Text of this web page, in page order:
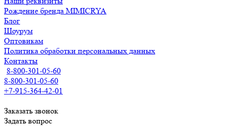
Рождение бренда MIMICRYA
Блог
Шоурум
Оптовикам
Политика обработки персональных данных
Контакты
8-800-301-05-60
8-800-301-05-60
+7-915-364-42-01
Заказать звонок
Задать вопрос